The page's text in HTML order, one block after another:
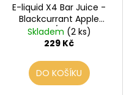
E-liquid X4 Bar Juice -
Blackcurrant Apple
10ml/20mg
Skladem (2 ks)
229 Kč
DO KOŠÍKU